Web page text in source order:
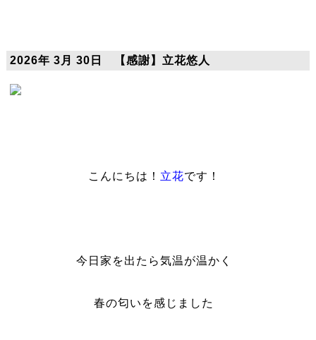
2026年 3月 30日 【感謝】立花悠人
こんにちは！ 立花です！
今日家を出たら気温が温かく
春の匂いを感じました